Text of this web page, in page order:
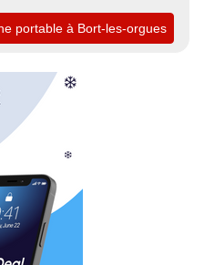
portable à Bort-les-orgues